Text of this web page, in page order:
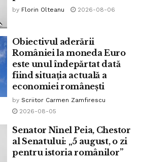
se repetă la o slujbă: dreptatea ta
legea ta este adevărul. Este
mereu cuvântul care spune
este cuvântul lui
deces justitie
by Florin Olteanu 2026-08-06
Obiectivul aderării
României la moneda Euro
este unul îndepărtat dată
fiind situația actuală a
economiei românești
by Scriitor Carmen Zamfirescu
2026-08-05
Senator Ninel Peia, Chestor
al Senatului: „5 august, o zi
pentru istoria românilor”